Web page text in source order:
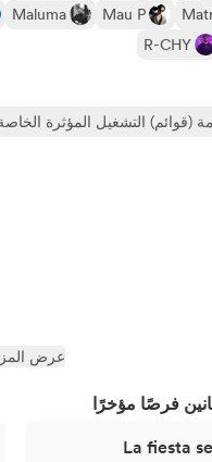
Mau P
Maluma
R-CHY
(قوائم) التشغيل المؤثرة
عرض
فرصًا مؤخرًا
La fiesta